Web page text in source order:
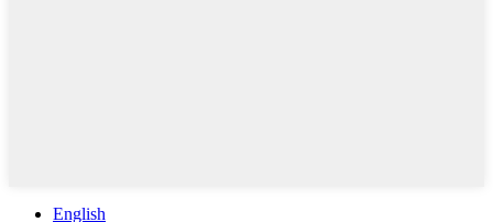
English